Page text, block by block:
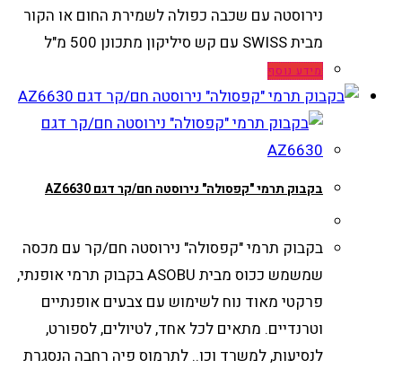
נירוסטה עם שכבה כפולה לשמירת החום או הקור
מבית SWISS עם קש סיליקון מתכונן 500 מ"ל
מידע נוסף
בקבוק תרמי "קפסולה" נירוסטה חם/קר דגם AZ6630
בקבוק תרמי "קפסולה" נירוסטה חם/קר עם מכסה
שמשמש ככוס מבית ASOBU בקבוק תרמי אופנתי,
פרקטי מאוד נוח לשימוש עם צבעים אופנתיים
וטרנדיים. מתאים לכל אחד, לטיולים, לספורט,
לנסיעות, למשרד וכו.. לתרמוס פיה רחבה הנסגרת